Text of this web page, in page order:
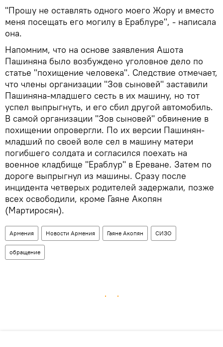
"Прошу не оставлять одного моего Жору и вместо
меня посещать его могилу в Ераблуре", - написала
она.
Напомним, что на основе заявления Ашота
Пашиняна было возбуждено уголовное дело по
статье "похищение человека". Следствие отмечает,
что члены организации "Зов сыновей" заставили
Пашиняна-младшего сесть в их машину, но тот
успел выпрыгнуть, и его сбил другой автомобиль.
В самой организации "Зов сыновей" обвинение в
похищении опровергли. По их версии Пашинян-
младший по своей воле сел в машину матери
погибшего солдата и согласился поехать на
военное кладбище "Ераблур" в Ереване. Затем по
дороге выпрыгнул из машины. Сразу после
инцидента четверых родителей задержали, позже
всех освободили, кроме Гаяне Акопян
(Мартиросян).
Армения Новости Армения Гаяне Акопян СИЗО
обращение